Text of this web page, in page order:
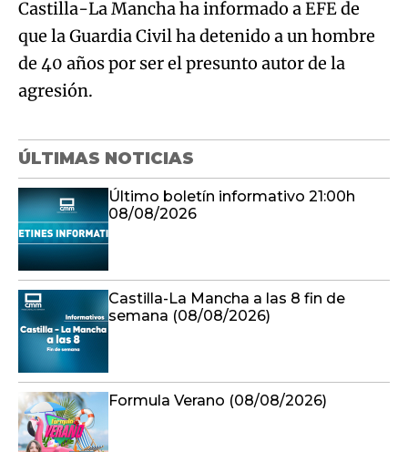
Castilla-La Mancha ha informado a EFE de
que la Guardia Civil ha detenido a un hombre
de 40 años por ser el presunto autor de la
agresión.
ÚLTIMAS NOTICIAS
Último boletín informativo 21:00h
08/08/2026
Castilla-La Mancha a las 8 fin de
semana (08/08/2026)
Formula Verano (08/08/2026)